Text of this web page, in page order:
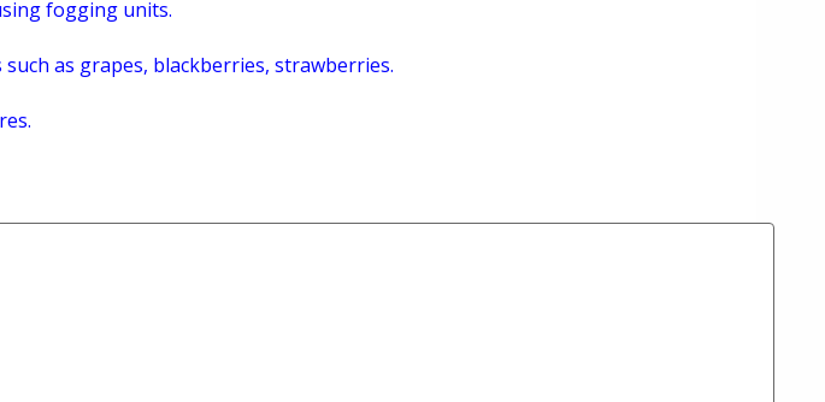
fogging units.
as grapes, blackberries, strawberries.